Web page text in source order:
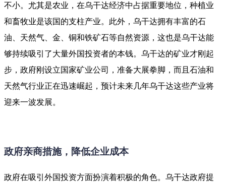
不小。尤其是农业，在乌干达经济中占据重要地位，种植业
和畜牧业是该国的支柱产业。此外，乌干达拥有丰富的石
油、天然气、金、铜和铁矿石等自然资源，这也是乌干达能
够持续吸引了大量外国投资者的本钱。乌干达的矿业才刚起
步，政府刚设立国家矿业公司，准备大展拳脚，而且石油和
天然气行业正在迅速崛起，预计未来几年乌干达这些产业将
迎来一波发展。
政府亲商措施，降低企业成本
政府在吸引外国投资方面扮演着积极的角色。乌干达政府提